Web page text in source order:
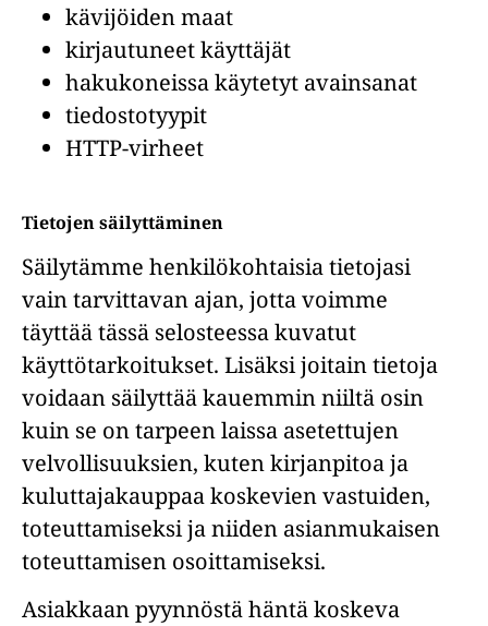
kävijöiden maat
kirjautuneet käyttäjät
hakukoneissa käytetyt avainsanat
tiedostotyypit
HTTP-virheet
Tietojen säilyttäminen
Säilytämme henkilökohtaisia tietojasi
vain tarvittavan ajan, jotta voimme
täyttää tässä selosteessa kuvatut
käyttötarkoitukset. Lisäksi joitain tietoja
voidaan säilyttää kauemmin niiltä osin
kuin se on tarpeen laissa asetettujen
velvollisuuksien, kuten kirjanpitoa ja
kuluttajakauppaa koskevien vastuiden,
toteuttamiseksi ja niiden asianmukaisen
toteuttamisen osoittamiseksi.
Asiakkaan pyynnöstä häntä koskeva